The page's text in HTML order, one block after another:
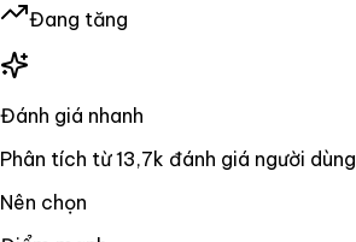
Đang tăng
Đánh giá nhanh
Phân tích từ13,7k đánh giá người dùng
Nên chọn